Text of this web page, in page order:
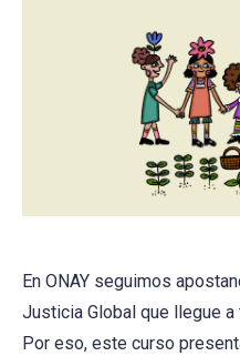
En ONAY seguimos
Justicia Global que llegue
Por eso, este curso